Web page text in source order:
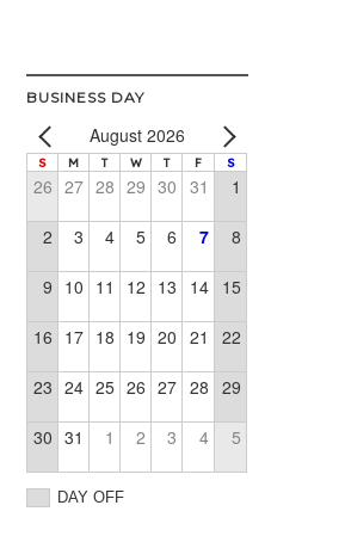
BUSINESS DAY
August 2026
S M T W T F S
26 27 28 29 30 31 1
2 3 4 5 6 7 8
9 10 11 12 13 14 15
16 17 18 19 20 21 22
23 24 25 26 27 28 29
30 31 1 2 3 4 5
DAY OFF